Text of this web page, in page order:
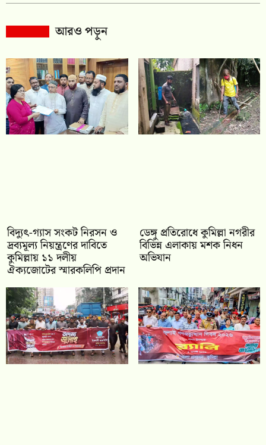
আরও পড়ুন
‎বিদ্যুৎ-গ্যাস সংকট নিরসন ও
দ্রব্যমূল্য নিয়ন্ত্রণের দাবিতে
কুমিল্লায় ১১ দলীয়
ঐক‍্যজোটের স্মারকলিপি প্রদান
ডেঙ্গু প্রতিরোধে কুমিল্লা নগরীর
বিভিন্ন এলাকায় মশক নিধন
অভিযান